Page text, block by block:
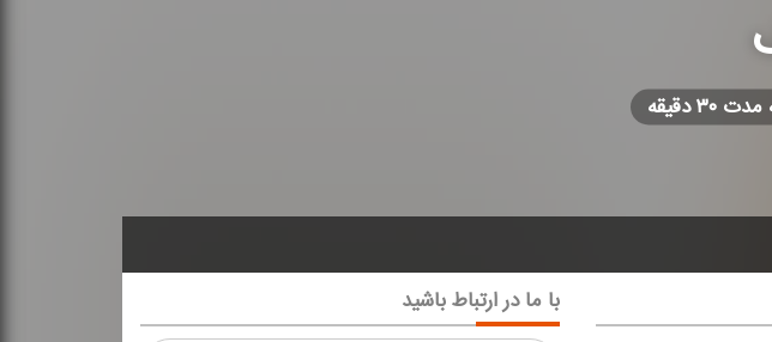
با ما در ارتباط باشید